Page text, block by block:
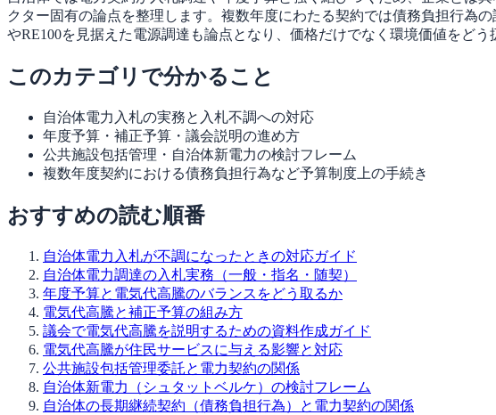
クター固有の論点を整理します。複数年度にわたる契約では債務負担行為
やRE100を見据えた電源調達も論点となり、価格だけでなく環境価値をどう
このカテゴリで分かること
自治体電力入札の実務と入札不調への対応
年度予算・補正予算・議会説明の進め方
公共施設包括管理・自治体新電力の検討フレーム
複数年度契約における債務負担行為など予算制度上の手続き
おすすめの読む順番
自治体電力入札が不調になったときの対応ガイド
自治体電力調達の入札実務（一般・指名・随契）
年度予算と電気代高騰のバランスをどう取るか
電気代高騰と補正予算の組み方
議会で電気代高騰を説明するための資料作成ガイド
電気代高騰が住民サービスに与える影響と対応
公共施設包括管理委託と電力契約の関係
自治体新電力（シュタットベルケ）の検討フレーム
自治体の長期継続契約（債務負担行為）と電力契約の関係